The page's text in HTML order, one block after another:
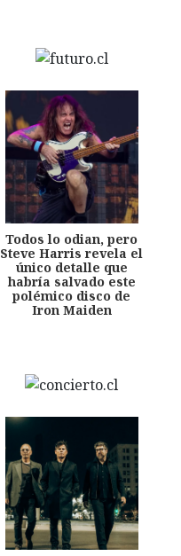
Todos lo odian, pero
Steve Harris revela el
único detalle que
habría salvado este
polémico disco de
Iron Maiden